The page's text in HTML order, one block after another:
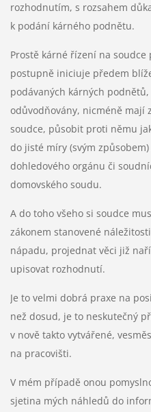
rozhodnutím, s rozsahem
k podání kárného podnětu.
Prostě kárné řízení na
postupně iniciuje předem
podávaných kárných
odůvodňovány, nicméně mají
soudce, působit proti němu
do jisté míry (svým
dohledového orgánu či
domovského soudu.
A do toho všeho si soudce
zákonem stanovené
nápadu, projednat věci již
upisovat rozhodnutí.
Je to velmi dobrá praxe na
než dosud, je to neskutečný
v nově takto vytvářené,
na pracovišti.
V mém případě onou
sjetina mých náhledů do